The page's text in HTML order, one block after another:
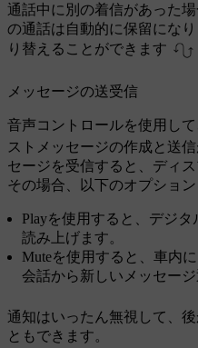
通話中に別の着信があった
の通話は自動的に保留にな
り替えることができます
メッセージの送受信
音声コントロールを使用し
ストメッセージの作成と送信
セージを受信すると、ディ
その場合、以下のオプション
Playを使用すると、デジ
読み上げます。
Muteを使用すると、車内
会話から新しいメッセー
通知はいったん無視して、
ともできます。